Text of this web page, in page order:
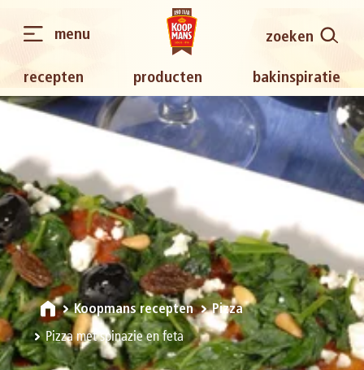
recepten producten bakinspiratie
zoeken
menu
Koopmans recepten Pizza
Pizza met spinazie en feta